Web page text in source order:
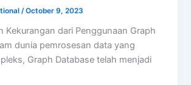
/October 9, 2023
Kekurangan dari Penggunaan Graph
dunia pemrosesan data yang
Graph Database telah menjadi